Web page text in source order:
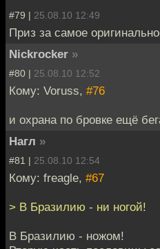
#79 | 25.08.10 12:49
Приз за самое
Nickrocker »
#80 | 25.08.10 12:52
Кому: Voruss, #76
и охрана по бровке ещё
Нагл »
#81 | 25.08.10 12:54
Кому: freagle, #67
> В Бразилию - ни ногой!
В Бразилию - ножом!